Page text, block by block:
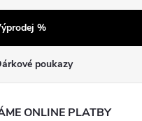
%
poukazy
ONLINE PLATBY